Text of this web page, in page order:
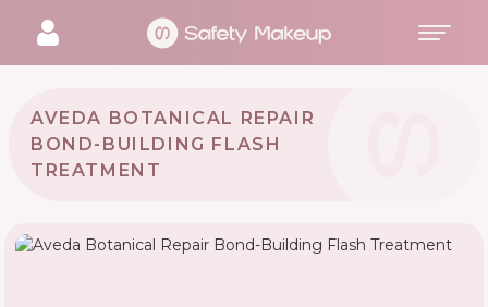
AVEDA BOTANICAL REPAIR
BOND-BUILDING FLASH
TREATMENT